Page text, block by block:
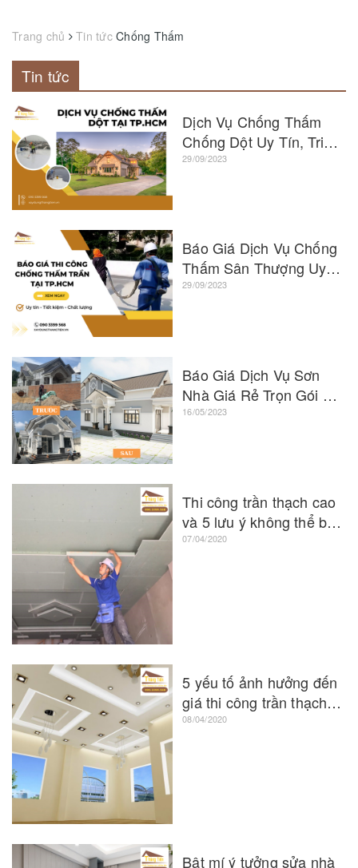
Trang chủ Tin tức Chống Thấm
Tin tức
Dịch Vụ Chống Thấm
Chống Dột Uy Tín, Triệt
Để Tại Tp.HCM
29/09/2023
Báo Giá Dịch Vụ Chống
Thấm Sân Thượng Uy
Tín, Chuyên Nghiệp Khu
29/09/2023
Báo Giá Dịch Vụ Sơn
Nhà Giá Rẻ Trọn Gói Chỉ
Từ 10K/m2 - Khu Vực
16/05/2023
Thi công trần thạch cao
và 5 lưu ý không thể bỏ
qua
07/04/2020
5 yếu tố ảnh hưởng đến
giá thi công trần thạch
cao
08/04/2020
Bật mí ý tưởng sửa nhà